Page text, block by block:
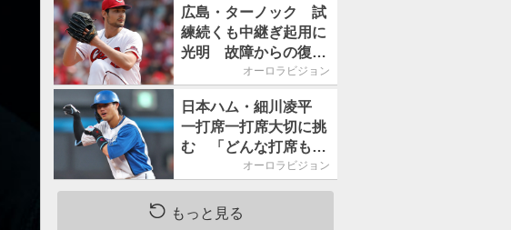
催
広島・ターノック 試
練続くも中継ぎ起用に
光明 故障からの復帰
期す／助っ人前半戦通
オーロラビジョン
日本ハム・細川凌平
一打席一打席大切に挑
む 「どんな打席も何
か意味のある打席にし
く！
オーロラビジョン
もっと見る